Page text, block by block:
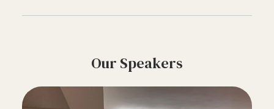
Our Speakers